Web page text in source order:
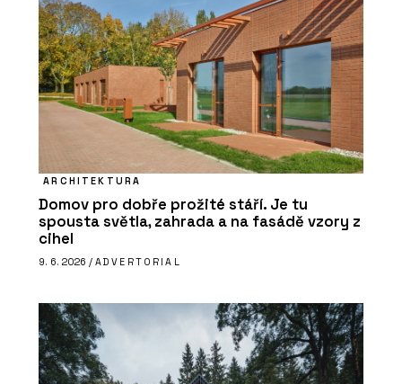
ARCHITEKTURA
Domov pro dobře prožité stáří. Je tu
spousta světla, zahrada a na fasádě vzory z
cihel
9. 6. 2026 / ADVERTORIAL